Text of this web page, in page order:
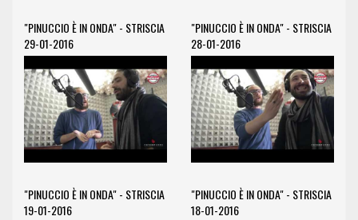
"PINUCCIO È IN ONDA" - STRISCIA
29-01-2016
"PINUCCIO È IN ONDA" - STRISCIA
28-01-2016
"PINUCCIO È IN ONDA" - STRISCIA
19-01-2016
"PINUCCIO È IN ONDA" - STRISCIA
18-01-2016